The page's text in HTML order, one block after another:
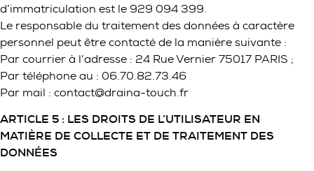
d’immatriculation est le 929 094 399.
Le responsable du traitement des données à caractère
personnel peut être contacté de la manière suivante :
Par courrier à l’adresse : 24 Rue Vernier 75017 PARIS ;
Par téléphone au : 06.70.82.73.46
Par mail : contact@draina-touch.fr
ARTICLE 5 : LES DROITS DE L’UTILISATEUR EN
MATIÈRE DE COLLECTE ET DE TRAITEMENT DES
DONNÉES